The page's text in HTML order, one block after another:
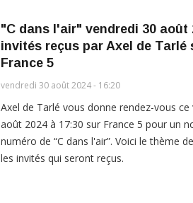
"C dans l'air" vendredi 30 août
invités reçus par Axel de Tarlé
France 5
vendredi 30 août 2024 - 16:20
Axel de Tarlé vous donne rendez-vous ce
août 2024 à 17:30 sur France 5 pour un
numéro de “C dans l'air”. Voici le thème
les invités qui seront reçus.